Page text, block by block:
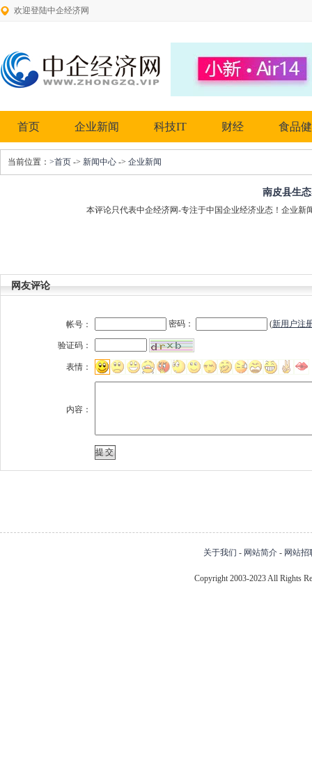
欢迎登陆中企经济网
首页 企业新闻 科技IT 财经 食品
当前位置： >首页 -> 新闻中心 -> 企业新闻
南皮县生
本评论只代表中企经济网-专注于中国企业经济业态！企业
网友评论
帐号： 密码： (新用户注
验证码：
表情：
内容：
关于我们 - 网站简介 - 网站招
Copyright 2003-2023 All Rights